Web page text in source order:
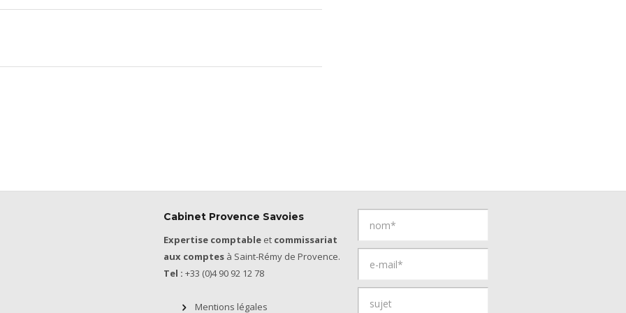
Cabinet Provence Savoies
Expertise comptable et commissariat
aux comptes à Saint-Rémy de Provence.
Tel : +33 (0)4 90 92 12 78
Mentions légales